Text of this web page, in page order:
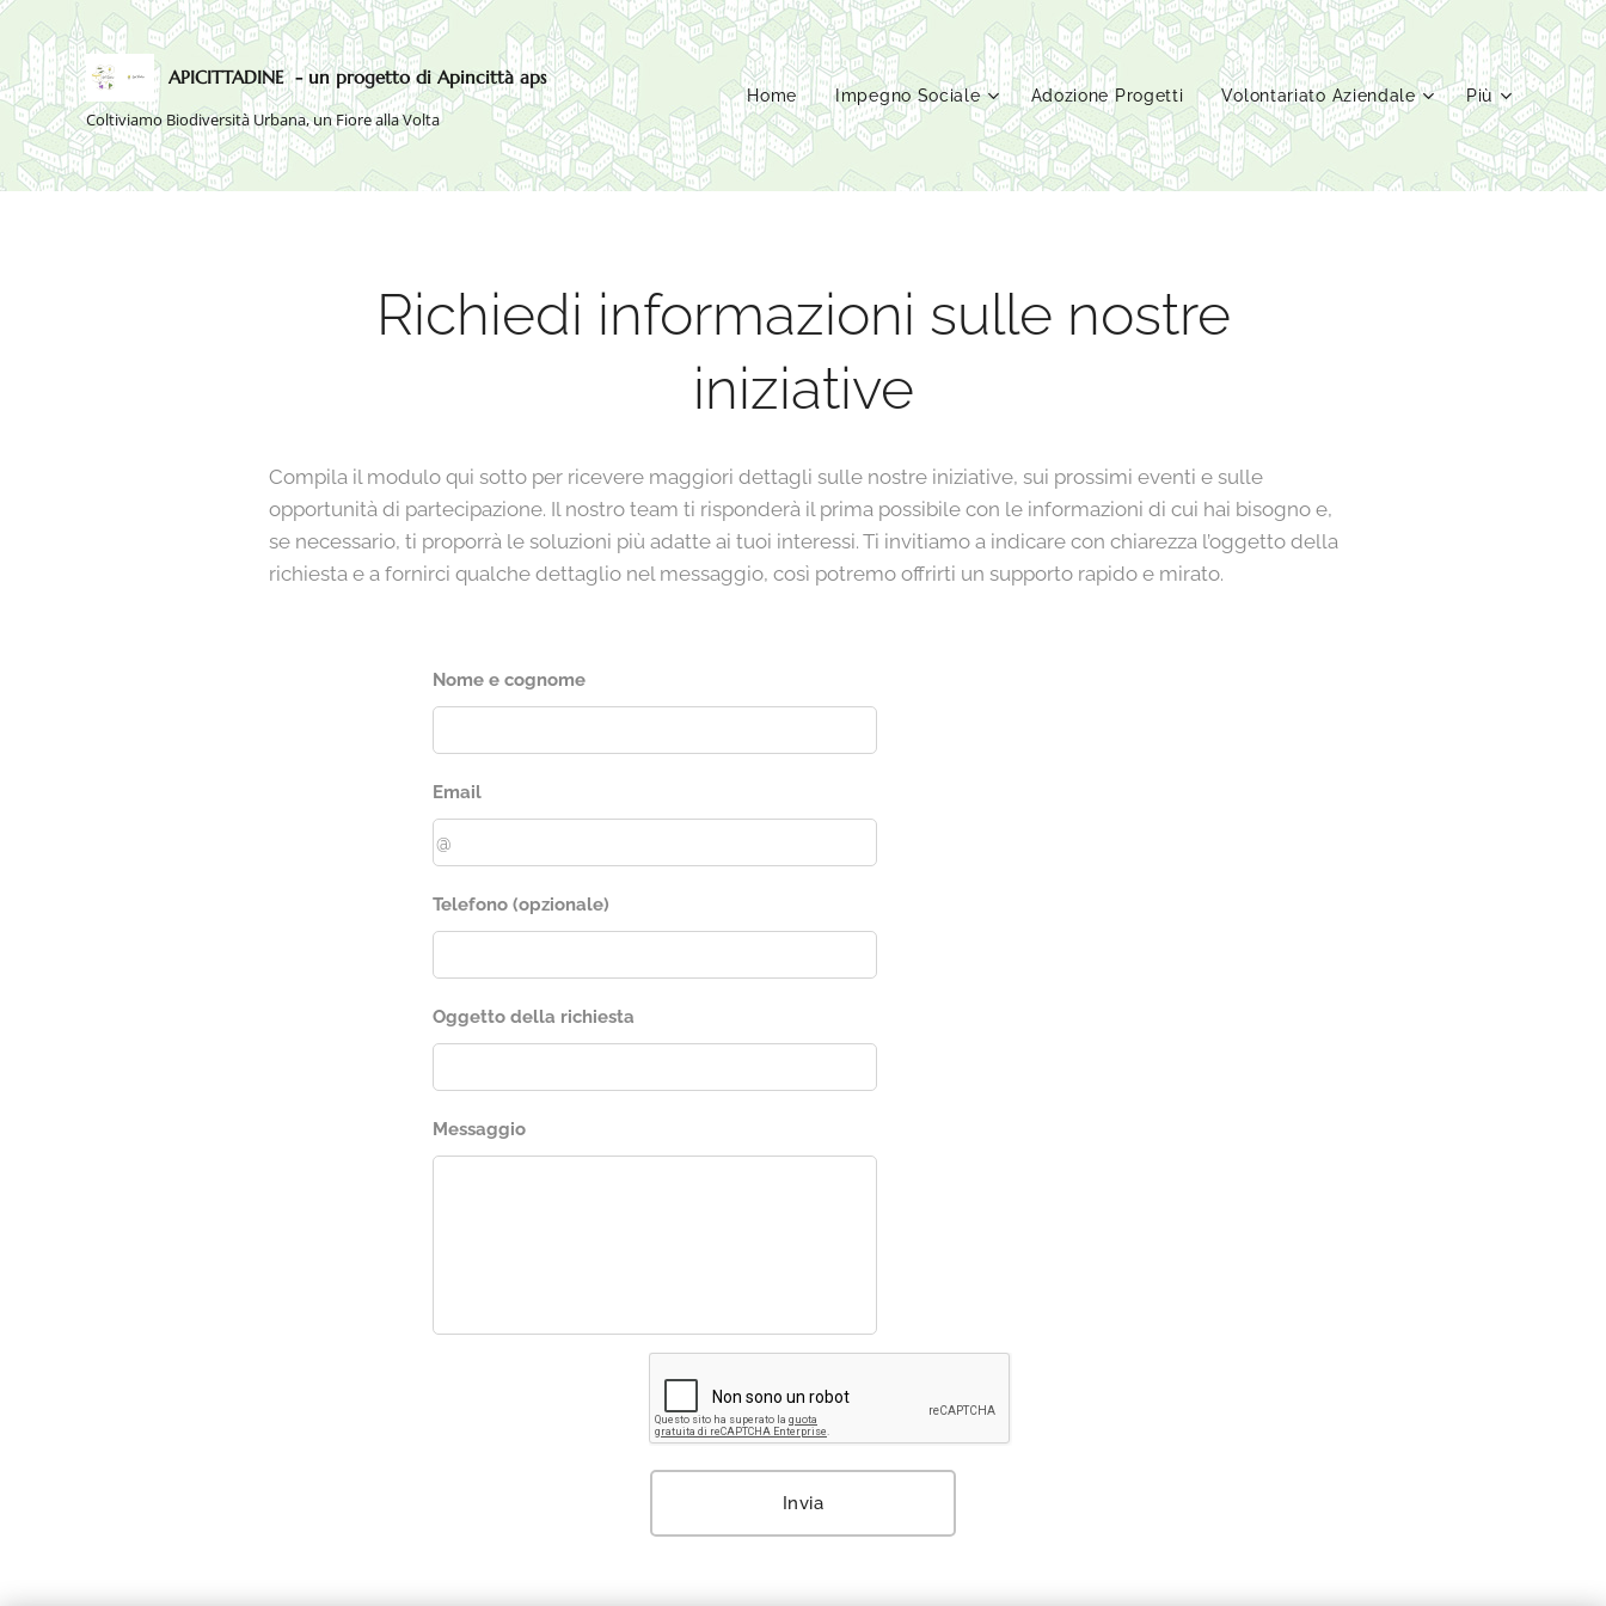
APICITTADINE - un progetto di Apincittà aps
Coltiviamo Biodiversità Urbana, un Fiore alla Volta
Home Impegno Sociale Adozione Progetti Volontariato Aziendale Più
Richiedi informazioni sulle nostre
iniziative
Compila il modulo qui sotto per ricevere maggiori dettagli sulle nostre iniziative, sui prossimi eventi e sulle
opportunità di partecipazione. Il nostro team ti risponderà il prima possibile con le informazioni di cui hai bisogno e,
se necessario, ti proporrà le soluzioni più adatte ai tuoi interessi. Ti invitiamo a indicare con chiarezza l’oggetto della
richiesta e a fornirci qualche dettaglio nel messaggio, così potremo offrirti un supporto rapido e mirato.
Nome e cognome
Email
Telefono (opzionale)
Oggetto della richiesta
Messaggio
Invia